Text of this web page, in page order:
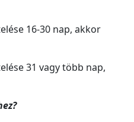
16-30 nap, akkor
31 vagy több nap,